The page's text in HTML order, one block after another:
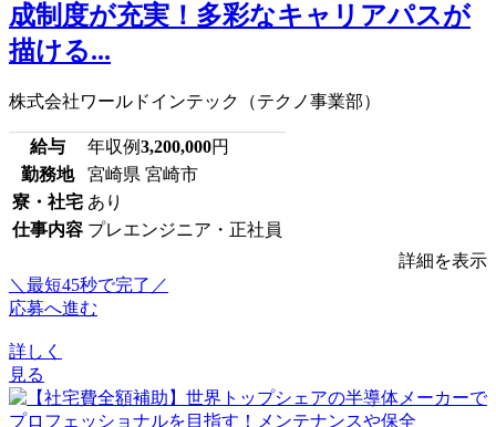
成制度が充実！多彩なキャリアパスが
描ける...
株式会社ワールドインテック（テクノ事業部）
給与 年収例3,200,000円
勤務地
宮崎県 宮崎市
寮・社宅 あり
仕事内容 プレエンジニア・正社員
詳細を表示
＼最短45秒で完了／
応募へ進む
詳しく
見る